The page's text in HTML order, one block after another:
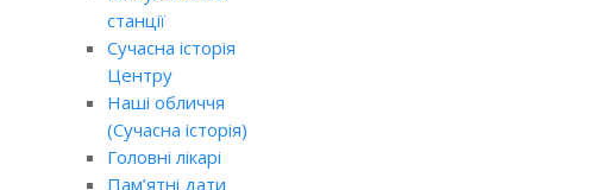
станції
Сучасна історія
Центру
Наші обличчя
(Сучасна історія)
Головні лікарі
Пам’ятні дати